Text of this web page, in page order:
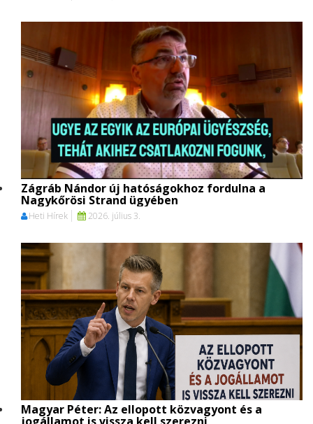
Zágráb Nándor új hatóságokhoz fordulna a
Nagykőrösi Strand ügyében
Heti Hírek 2026. július 3.
Magyar Péter: Az ellopott közvagyont és a